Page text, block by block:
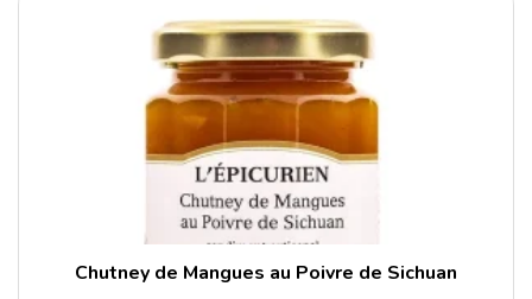
Chutney de Mangues au Poivre de Sichuan